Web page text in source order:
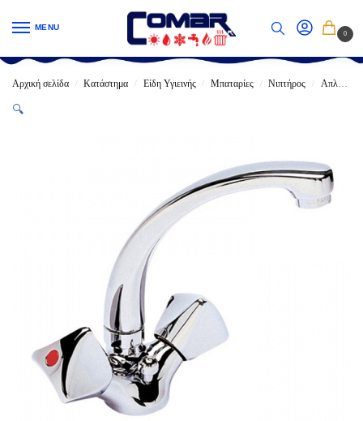
MENU
0
Αρχική σελίδα / Κατάστημα / Είδη Υγιεινής / Μπαταρίες / Νιπτήρος / Απλές
🔍